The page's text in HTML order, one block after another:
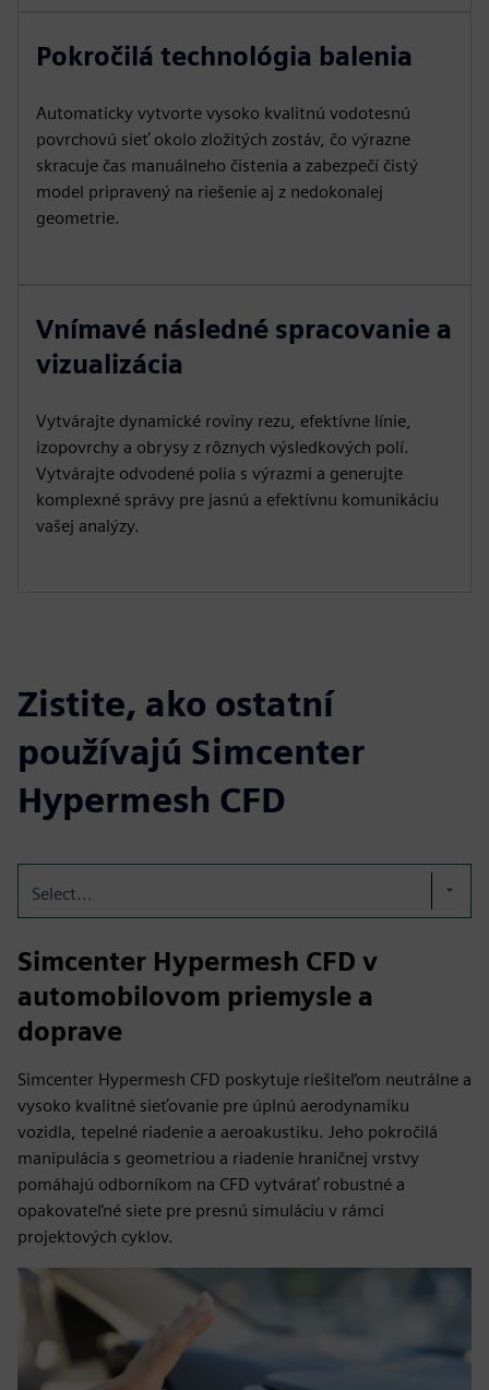
Pokročilá technológia balenia
Automaticky vytvorte vysoko kvalitnú vodotesnú
povrchovú sieť okolo zložitých zostáv, čo výrazne
skracuje čas manuálneho čistenia a zabezpečí čistý
model pripravený na riešenie aj z nedokonalej
geometrie.
Vnímavé následné spracovanie a
vizualizácia
Vytvárajte dynamické roviny rezu, efektívne línie,
izopovrchy a obrysy z rôznych výsledkových polí.
Vytvárajte odvodené polia s výrazmi a generujte
komplexné správy pre jasnú a efektívnu komunikáciu
vašej analýzy.
Zistite, ako ostatní
používajú Simcenter
Hypermesh CFD
Select...
Simcenter Hypermesh CFD v
automobilovom priemysle a
doprave
Simcenter Hypermesh CFD poskytuje riešiteľom neutrálne a
vysoko kvalitné sieťovanie pre úplnú aerodynamiku
vozidla, tepelné riadenie a aeroakustiku. Jeho pokročilá
manipulácia s geometriou a riadenie hraničnej vrstvy
pomáhajú odborníkom na CFD vytvárať robustné a
opakovateľné siete pre presnú simuláciu v rámci
projektových cyklov.